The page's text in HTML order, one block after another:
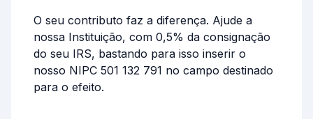
O seu contributo faz a diferença. Ajude a
nossa Instituição, com 0,5% da consignação
do seu IRS, bastando para isso inserir o
nosso NIPC 501 132 791 no campo destinado
para o efeito.